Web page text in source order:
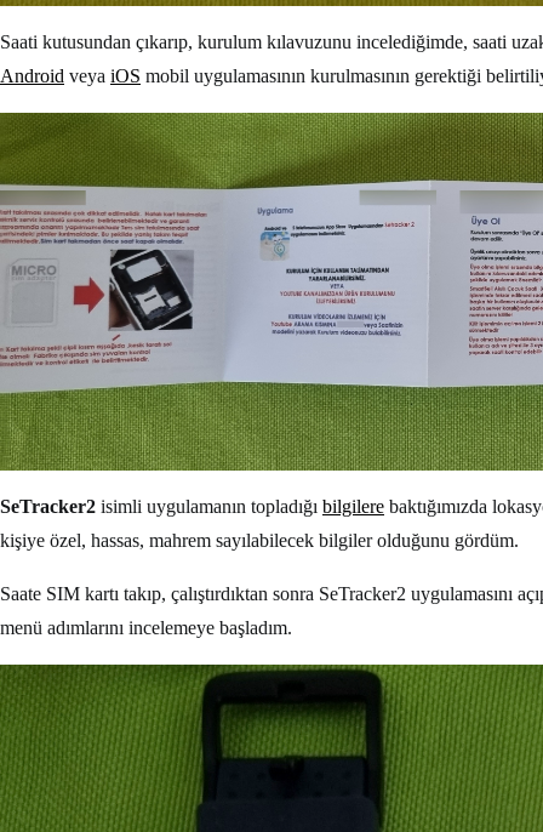
Saati kutusundan çıkarıp, kurulum kılavuzunu incelediğimde, saati
Android veya iOS mobil uygulamasının kurulmasının gerektiği
SeTracker2 isimli uygulamanın topladığı bilgilere baktığımızda
kişiye özel, hassas, mahrem sayılabilecek bilgiler olduğunu gördüm.
Saate SIM kartı takıp, çalıştırdıktan sonra SeTracker2
menü adımlarını incelemeye başladım.